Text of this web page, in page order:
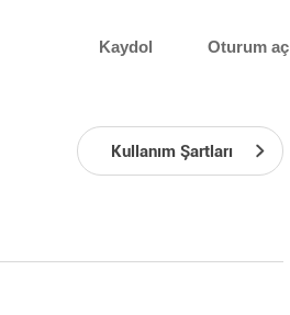
Kaydol Oturum aç
Kullanım Şartları